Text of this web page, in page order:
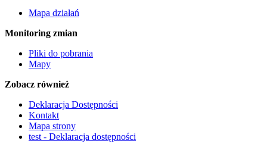
Mapa działań
Monitoring zmian
Pliki do pobrania
Mapy
Zobacz również
Deklaracja Dostępności
Kontakt
Mapa strony
test - Deklaracja dostępności